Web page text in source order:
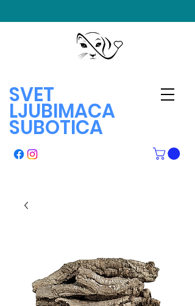
SVET
LJUBIMACA
SUBOTICA